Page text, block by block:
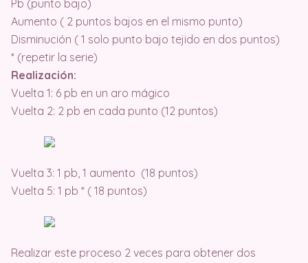
Pb (punto bajo)
Aumento ( 2 puntos bajos en el mismo punto)
Disminución ( 1 solo punto bajo tejido en dos puntos)
* (repetir la serie)
Realización:
Vuelta 1: 6 pb en un aro mágico
Vuelta 2: 2 pb en cada punto (12 puntos)
Vuelta 3: 1 pb, 1 aumento (18 puntos)
Vuelta 5: 1 pb * ( 18 puntos)
Realizar este proceso 2 veces para obtener dos